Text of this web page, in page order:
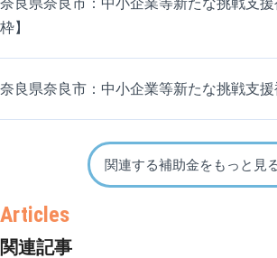
枠】
奈良県奈良市：中小企業等新たな挑戦支援
関連する補助金をもっと見
関連記事